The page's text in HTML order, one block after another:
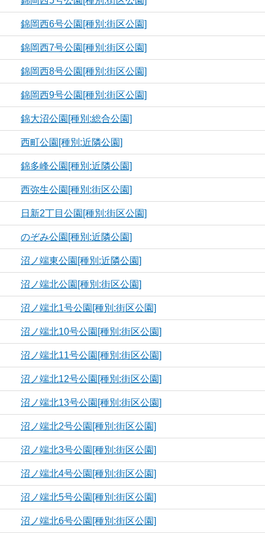
錦岡西6号公園[種別:街区公園]
錦岡西7号公園[種別:街区公園]
錦岡西8号公園[種別:街区公園]
錦岡西9号公園[種別:街区公園]
錦大沼公園[種別:総合公園]
西町公園[種別:近隣公園]
錦多峰公園[種別:近隣公園]
西弥生公園[種別:街区公園]
日新2丁目公園[種別:街区公園]
のぞみ公園[種別:近隣公園]
沼ノ端東公園[種別:近隣公園]
沼ノ端北公園[種別:街区公園]
沼ノ端北1号公園[種別:街区公園]
沼ノ端北10号公園[種別:街区公園]
沼ノ端北11号公園[種別:街区公園]
沼ノ端北12号公園[種別:街区公園]
沼ノ端北13号公園[種別:街区公園]
沼ノ端北2号公園[種別:街区公園]
沼ノ端北3号公園[種別:街区公園]
沼ノ端北4号公園[種別:街区公園]
沼ノ端北5号公園[種別:街区公園]
沼ノ端北6号公園[種別:街区公園]